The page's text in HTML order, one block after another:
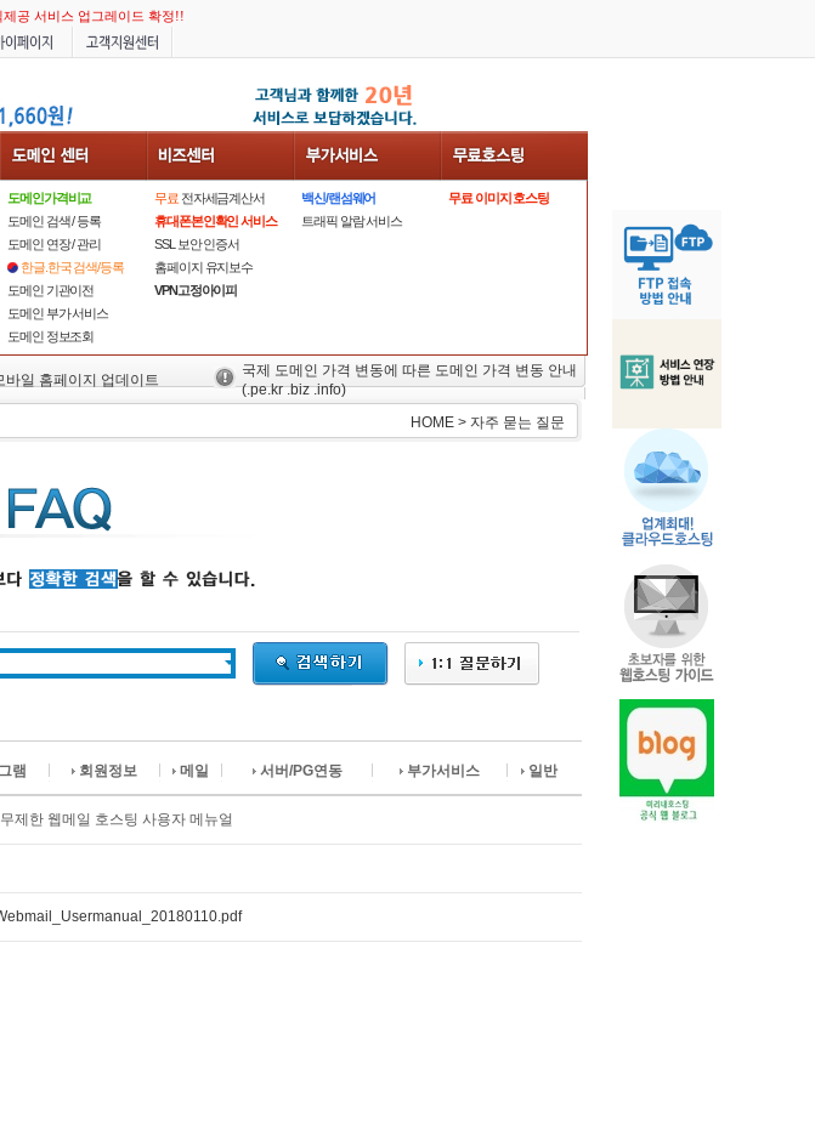
공 서비스 업그레이드 확정!!
공 서비스 업그레이드 확정!!
도메인가격비교
도메인 검색 / 등록
도메인 연장 / 관리
한글.한국 검색/등록
도메인 기관이전
도메인 부가 서비스
도메인 정보조회
무료 전자세금계산서
휴대폰본인확인 서비스
SSL 보안 인증서
홈페이지 유지보수
VPN고정아이피
백신/랜섬웨어
트래픽 알람 서비스
무료 이미지 호스팅
바일 홈페이지 업데이트
국제 도메인 가격 변동에 따른 도메인 가격 변동 안내
(.pe.kr .biz .info)
HOME > 자주 묻는 질문
램 회원정보 메일 서버/PG연동 부가서비스 일반
제한 웹메일 호스팅 사용자 메뉴얼